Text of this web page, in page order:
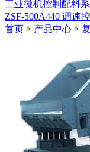
工业微机控制配料
ZSF-500A440 调速
首页 > 产品中心 >